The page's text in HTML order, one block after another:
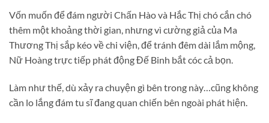
Vốn muốn để đám người Chấn Hào và Hắc Thị chó cắn chó
thêm một khoảng thời gian, nhưng vì cường giả của Ma
Thương Thị sắp kéo về chi viện, để tránh đêm dài lắm mộng,
Nữ Hoàng trực tiếp phát động Đế Binh bắt cóc cả bọn.
Làm như thế, dù xảy ra chuyện gì bên trong này…cũng không
cần lo lắng đám tu sĩ đang quan chiến bên ngoài phát hiện.